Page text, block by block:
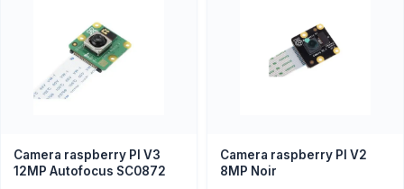
Camera raspberry PI V3
12MP Autofocus SC0872
Camera raspberry PI V2
8MP Noir